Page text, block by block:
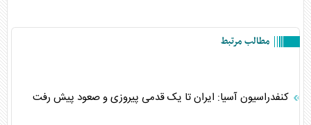
مطالب مرتبط
کنفدراسیون آسیا: ایران تا یک قدمی پیروزی و صعود پیش رفت